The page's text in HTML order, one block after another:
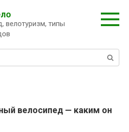
велотуризм, типы
велосипед — каким он